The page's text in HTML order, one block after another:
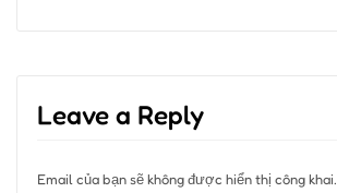
Leave a Reply
Email của bạn sẽ không được hiển thị công khai.